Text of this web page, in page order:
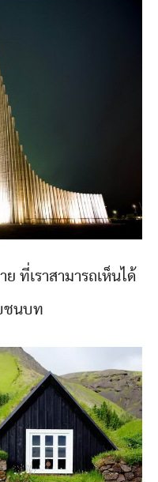
ที่เราสามารถเห็นได้
ชนบท